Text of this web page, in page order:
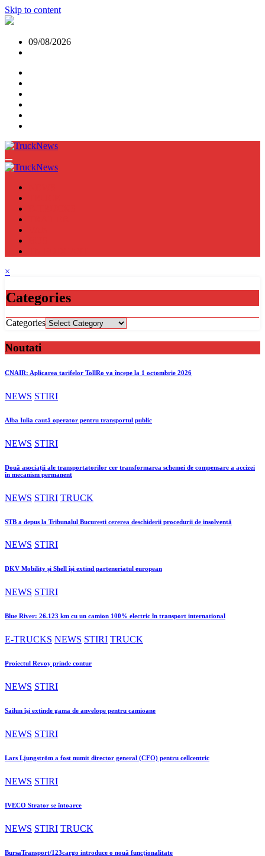
Skip to content
09/08/2026
×
Categories
Categories
Noutati
CNAIR: Aplicarea tarifelor TollRo va începe la 1 octombrie 2026
NEWS STIRI
Alba Iulia caută operator pentru transportul public
NEWS STIRI
Două asociații ale transportatorilor cer transformarea schemei de compensare a accizei
în mecanism permanent
NEWS STIRI TRUCK
STB a depus la Tribunalul București cererea deschiderii procedurii de insolvență
NEWS STIRI
DKV Mobility și Shell își extind parteneriatul european
NEWS STIRI
Blue River: 26.123 km cu un camion 100% electric în transport internațional
E-TRUCKS NEWS STIRI TRUCK
Proiectul Revoy prinde contur
NEWS STIRI
Sailun își extinde gama de anvelope pentru camioane
NEWS STIRI
Lars Ljungström a fost numit director general (CFO) pentru cellcentric
NEWS STIRI
IVECO Strator se întoarce
NEWS STIRI TRUCK
BursaTransport/123cargo introduce o nouă funcționalitate